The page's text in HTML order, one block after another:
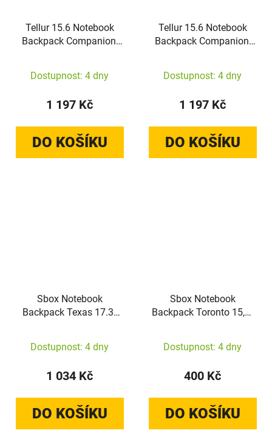
Tellur 15.6 Notebook
Backpack Companion,
Dostupnost: 4 dny
1 197 Kč
DO KOŠÍKU
Tellur 15.6 Notebook
Backpack Companion,
Dostupnost: 4 dny
1 197 Kč
DO KOŠÍKU
Sbox Notebook
Backpack Texas 17.3"
Dostupnost: 4 dny
1 034 Kč
DO KOŠÍKU
Sbox Notebook
Backpack Toronto 15,6"
Dostupnost: 4 dny
400 Kč
DO KOŠÍKU